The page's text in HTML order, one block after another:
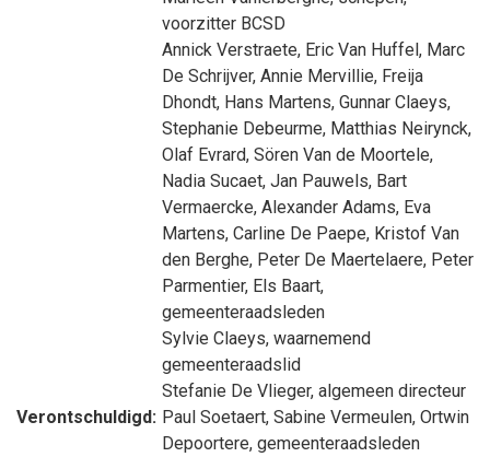
voorzitter BCSD
Annick Verstraete, Eric Van Huffel, Marc
De Schrijver, Annie Mervillie, Freija
Dhondt, Hans Martens, Gunnar Claeys,
Stephanie Debeurme, Matthias Neirynck,
Olaf Evrard, Sören Van de Moortele,
Nadia Sucaet, Jan Pauwels, Bart
Vermaercke, Alexander Adams, Eva
Martens, Carline De Paepe, Kristof Van
den Berghe, Peter De Maertelaere, Peter
Parmentier, Els Baart,
gemeenteraadsleden
Sylvie Claeys, waarnemend
gemeenteraadslid
Stefanie De Vlieger, algemeen directeur
Verontschuldigd: Paul Soetaert, Sabine Vermeulen, Ortwin
Depoortere, gemeenteraadsleden